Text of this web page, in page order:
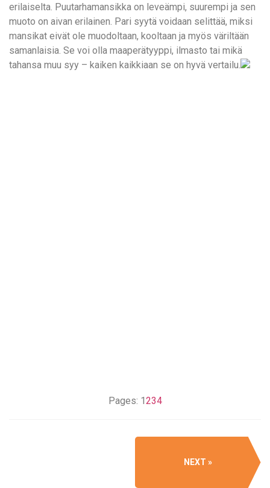
erilaiselta. Puutarhamansikka on leveämpi, suurempi ja sen
muoto on aivan erilainen. Pari syytä voidaan selittää, miksi
mansikat eivät ole muodoltaan, kooltaan ja myös väriltään
samanlaisia. Se voi olla maaperätyyppi, ilmasto tai mikä
tahansa muu syy – kaiken kaikkiaan se on hyvä vertailu.
Pages: 1234
NEXT